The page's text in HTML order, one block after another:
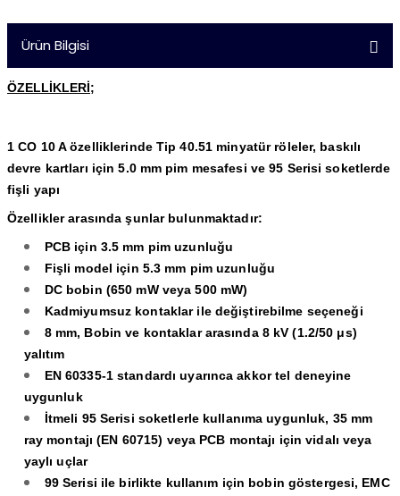
Ürün Bilgisi
ÖZELLİKLERİ;
1 CO 10 A özelliklerinde Tip 40.51 minyatür röleler, baskılı
devre kartları için 5.0 mm pim mesafesi ve 95 Serisi soketlerde
fişli yapı
Özellikler arasında şunlar bulunmaktadır:
PCB için 3.5 mm pim uzunluğu
Fişli model için 5.3 mm pim uzunluğu
DC bobin (650 mW veya 500 mW)
Kadmiyumsuz kontaklar ile değiştirebilme seçeneği
8 mm, Bobin ve kontaklar arasında 8 kV (1.2/50 μs)
yalıtım
EN 60335-1 standardı uyarınca akkor tel deneyine
uygunluk
İtmeli 95 Serisi soketlerle kullanıma uygunluk, 35 mm
ray montajı (EN 60715) veya PCB montajı için vidalı veya
yaylı uçlar
99 Serisi ile birlikte kullanım için bobin göstergesi, EMC